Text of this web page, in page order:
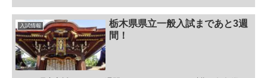
の学習のポイント 清原中中学２年生テスト対策 清原中中学２年国
語の学習のポイント 清原中中学２年社会の学習のポイント 清原中
中学２年数学の学習のポイント 清原中中学２年理科の学習のポイン
ト 清原中中学２年英語の学習のポイント 年度最後の定期テスト
（清原中）まとめ
入試情報
栃木県県立一般入試まであと3週
間！